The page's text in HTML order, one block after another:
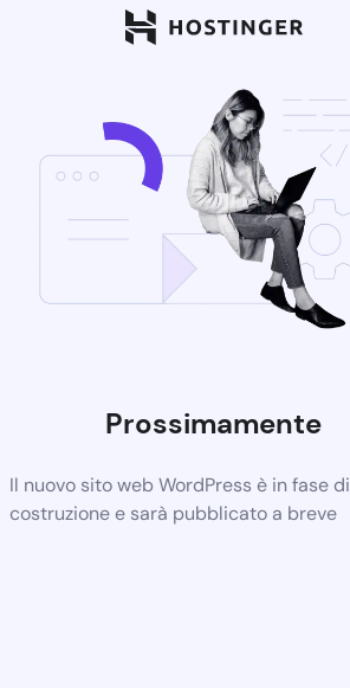
Prossimamente
Il nuovo sito web WordPress è in fase di
costruzione e sarà pubblicato a breve